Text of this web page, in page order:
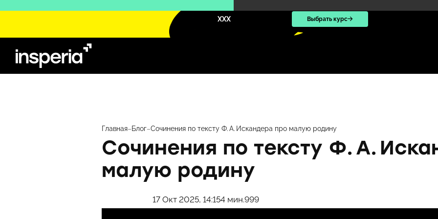
XXX Выбрать курс
Главная–Блог–Сочинения по тексту Ф. А. Искандера про малую родину
Сочинения по тексту Ф. А.
малую родину
17 Окт 2025, 14:154 мин.999